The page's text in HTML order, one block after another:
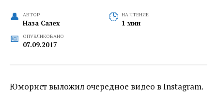
АВТОР
Наза Салех
НА ЧТЕНИЕ
1 мин
ОПУБЛИКОВАНО
07.09.2017
Юморист выложил очередное видео в Instagram.